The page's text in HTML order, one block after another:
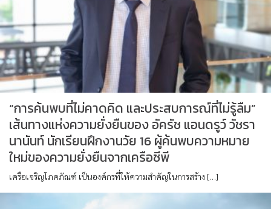
“การค้นพบที่ไม่คาดคิด และประสบการณ์ที่ไม่รู้ลืม”
เส้นทางแห่งความยั่งยืนของ อัครัช แอนดรูว์ วัชรา
นานันท์ นักเรียนฝึกงานวัย 16 ผู้ค้นพบความหมาย
ใหม่ของความยั่งยืนจากเครือซีพี
เครือเจริญโภคภัณฑ์ เป็นองค์กรที่ให้ความสำคัญในการสร้าง […]